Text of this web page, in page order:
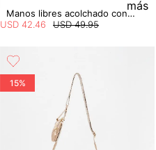
Manos libres acolchado con pocket
USD 49.95
USD 42.46
15%